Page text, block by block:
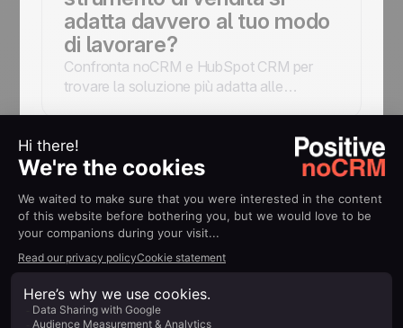
adatta davvero al tuo modo
di lavorare?
Confronta noCRM e HubSpot CRM per
trovare la soluzione più adatta alle
prendere una decisione consapevole.
Strumenti e automazioni di vendita
March 10, 2026
noCRM vs Monday CRM:
quale piattaforma di vendita
è più adatta alla tua
azienda?
Confronta noCRM e Monday CRM per